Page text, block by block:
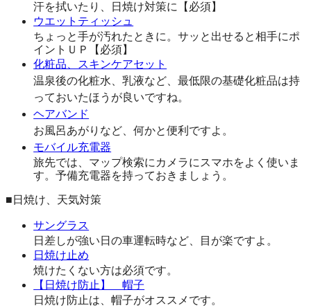
汗を拭いたり、日焼け対策に【必須】
ウエットティッシュ
ちょっと手が汚れたときに。サッと出せると相手にポ
イントＵＰ【必須】
化粧品、スキンケアセット
温泉後の化粧水、乳液など、最低限の基礎化粧品は持
っておいたほうが良いですね。
ヘアバンド
お風呂あがりなど、何かと便利ですよ。
モバイル充電器
旅先では、マップ検索にカメラにスマホをよく使いま
す。予備充電器を持っておきましょう。
■日焼け、天気対策
サングラス
日差しが強い日の車運転時など、目が楽ですよ。
日焼け止め
焼けたくない方は必須です。
【日焼け防止】 帽子
日焼け防止は、帽子がオススメです。